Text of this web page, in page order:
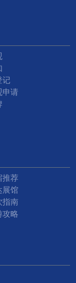
记
申请
推荐
展馆
指南
攻略